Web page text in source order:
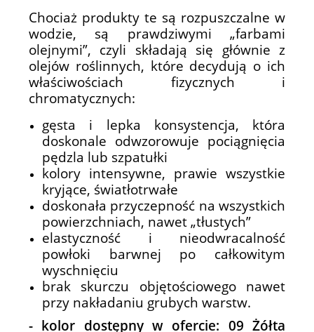
Chociaż produkty te są rozpuszczalne w
wodzie, są prawdziwymi „farbami
olejnymi”, czyli składają się głównie z
olejów roślinnych, które decydują o ich
właściwościach fizycznych i
chromatycznych:
gęsta i lepka konsystencja, która
doskonale odwzorowuje pociągnięcia
pędzla lub szpatułki
kolory intensywne, prawie wszystkie
kryjące, światłotrwałe
doskonała przyczepność na wszystkich
powierzchniach, nawet „tłustych”
elastyczność i nieodwracalność
powłoki barwnej po całkowitym
wyschnięciu
brak skurczu objętościowego nawet
przy nakładaniu grubych warstw.
- kolor dostępny w ofercie: 09 Żółta